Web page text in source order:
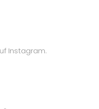
Instagram.